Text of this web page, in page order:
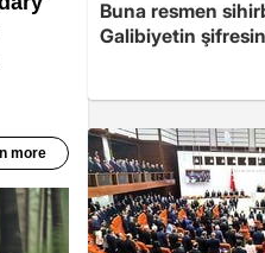
Buna resmen
Galibiyetin